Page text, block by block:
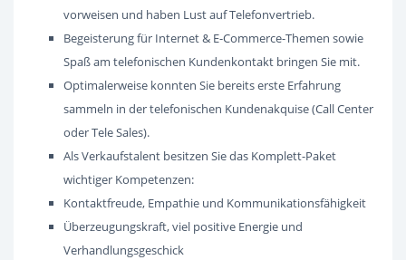
vorweisen und haben Lust auf Telefonvertrieb.
Begeisterung für Internet & E-Commerce-Themen sowie
Spaß am telefonischen Kundenkontakt bringen Sie mit.
Optimalerweise konnten Sie bereits erste Erfahrung
sammeln in der telefonischen Kundenakquise (Call Center
oder Tele Sales).
Als Verkaufstalent besitzen Sie das Komplett-Paket
wichtiger Kompetenzen:
Kontaktfreude, Empathie und Kommunikationsfähigkeit
Überzeugungskraft, viel positive Energie und
Verhandlungsgeschick